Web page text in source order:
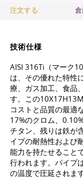
注文する:
技術仕様
AISI 316Ti（マーク
は、その優れた特性
療、ガス加工、食品
す。この
コストと品質の最適
17%のクロム、
チタン、残りは鉄が
イプの耐熱性および
能力を持たせること
行われます。パイプ
の温度で圧延されます